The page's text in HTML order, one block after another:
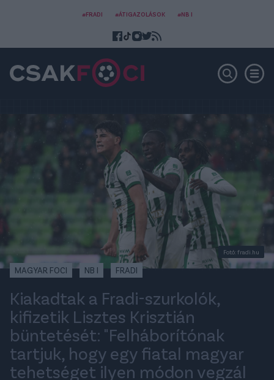
#FRADI #ÁTIGAZOLÁSOK #NB I
Fotó: fradi.hu
MAGYAR FOCI NB I FRADI
Kiakadtak a Fradi-szurkolók,
kifizetik Lisztes Krisztián
büntetését: "Felháborítónak
tartjuk, hogy egy fiatal magyar
tehetséget ilyen módon vegzál